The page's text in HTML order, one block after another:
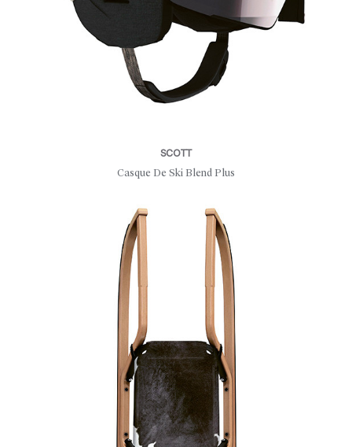
SCOTT
Casque De Ski Blend Plus